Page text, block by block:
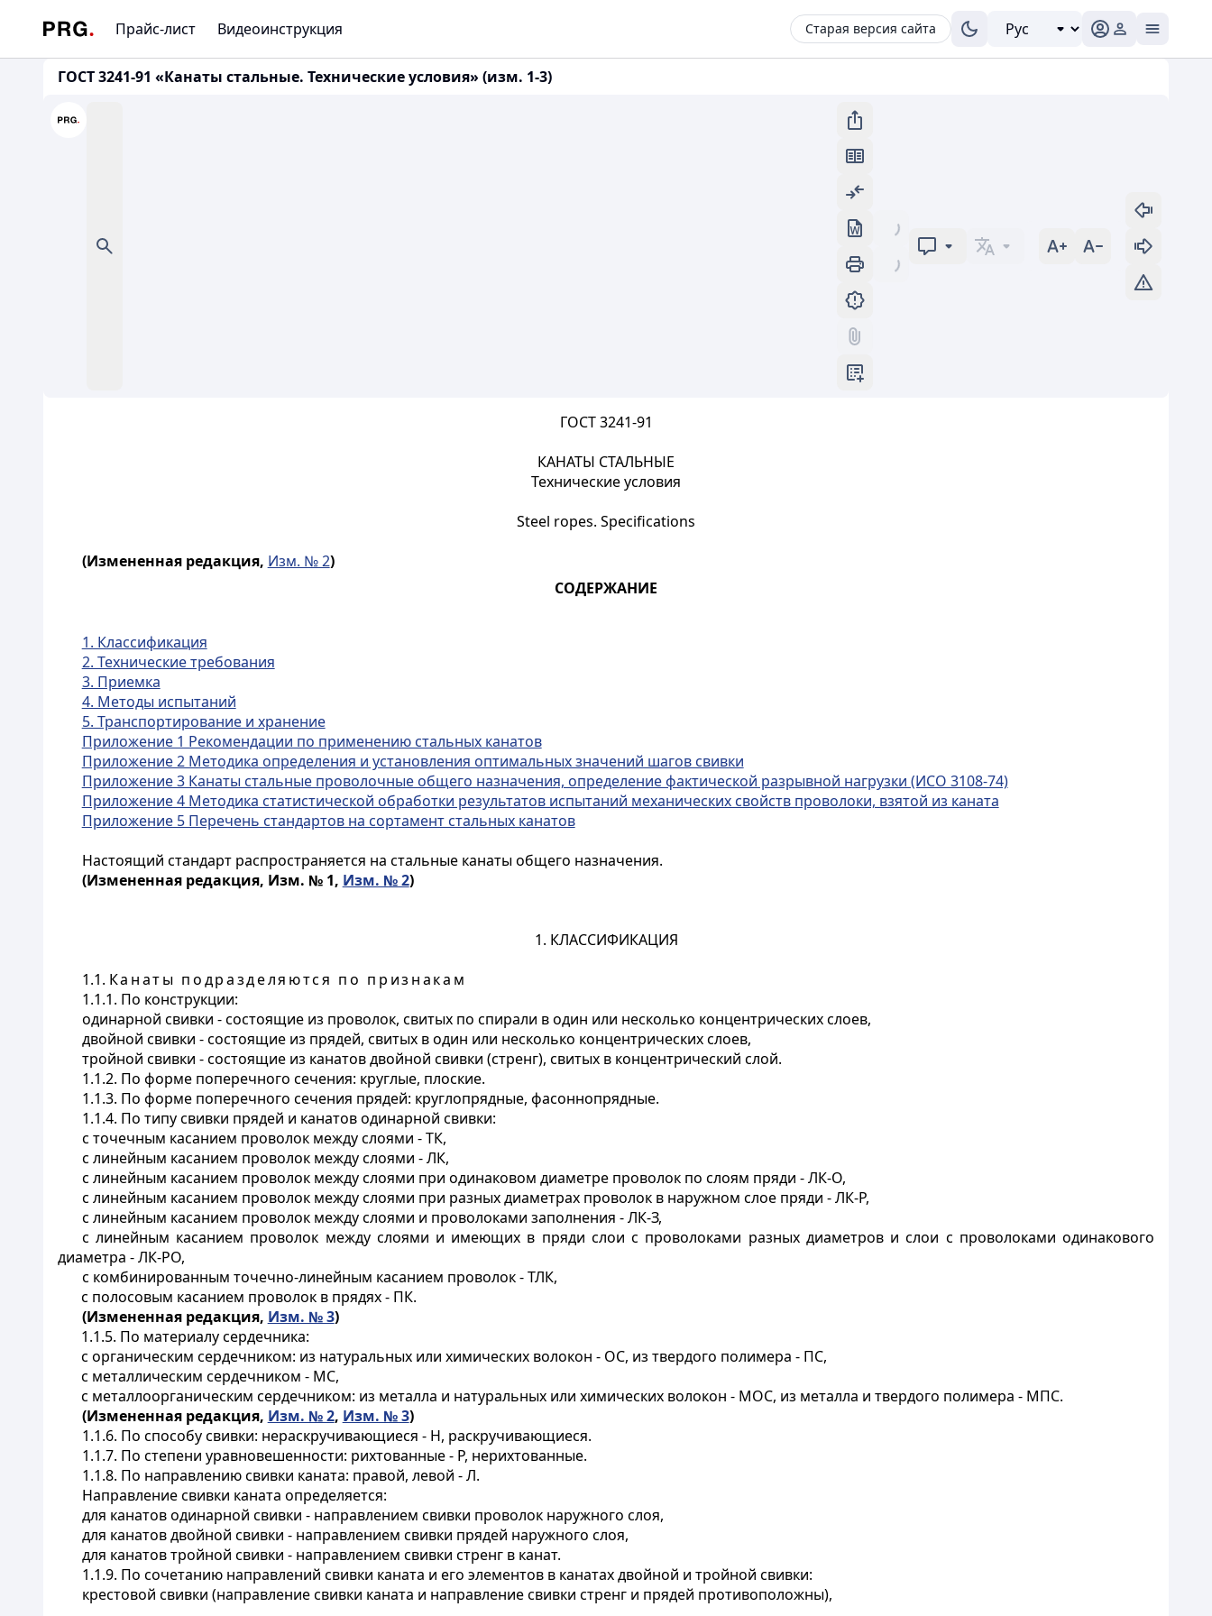
Прайс-лист Видеоинструкция Старая версия сайта
ГОСТ 3241-91 «Канаты стальные. Технические условия» (изм. 1-3)
ГОСТ 3241-91
КАНАТЫ СТАЛЬНЫЕ
Технические условия
Steel ropes. Specifications
(Измененная редакция, Изм. № 2)
СОДЕРЖАНИЕ
1. Классификация
2. Технические требования
3. Приемка
4. Методы испытаний
5. Транспортирование и хранение
Приложение 1 Рекомендации по применению стальных канатов
Приложение 2 Методика определения и установления оптимальных значений шагов свивки
Приложение 3 Канаты стальные проволочные общего назначения, определение фактической разрывной нагрузки (ИСО 3108-74)
Приложение 4 Методика статистической обработки результатов испытаний механических свойств проволоки, взятой из каната
Приложение 5 Перечень стандартов на сортамент стальных канатов
Настоящий стандарт распространяется на стальные канаты общего назначения.
(Измененная редакция, Изм. № 1, Изм. № 2)
1. КЛАССИФИКАЦИЯ
1.1. Канаты подразделяются по признакам
1.1.1. По конструкции:
одинарной свивки - состоящие из проволок, свитых по спирали в один или несколько концентрических слоев,
двойной свивки - состоящие из прядей, свитых в один или несколько концентрических слоев,
тройной свивки - состоящие из канатов двойной свивки (стренг), свитых в концентрический слой.
1.1.2. По форме поперечного сечения: круглые, плоские.
1.1.3. По форме поперечного сечения прядей: круглопрядные, фасоннопрядные.
1.1.4. По типу свивки прядей и канатов одинарной свивки:
с точечным касанием проволок между слоями - ТК,
с линейным касанием проволок между слоями - ЛК,
с линейным касанием проволок между слоями при одинаковом диаметре проволок по слоям пряди - ЛК-О,
с линейным касанием проволок между слоями при разных диаметрах проволок в наружном слое пряди - ЛК-Р,
с линейным касанием проволок между слоями и проволоками заполнения - ЛК-З,
с линейным касанием проволок между слоями и имеющих в пряди слои с проволоками разных диаметров и слои с проволоками одинакового
диаметра - ЛК-РО,
с комбинированным точечно-линейным касанием проволок - ТЛК,
с полосовым касанием проволок в прядях - ПК.
(Измененная редакция, Изм. № 3)
1.1.5. По материалу сердечника:
с органическим сердечником: из натуральных или химических волокон - ОС, из твердого полимера - ПС,
с металлическим сердечником - МС,
с металлоорганическим сердечником: из металла и натуральных или химических волокон - МОС, из металла и твердого полимера - МПС.
(Измененная редакция, Изм. № 2, Изм. № 3)
1.1.6. По способу свивки: нераскручивающиеся - Н, раскручивающиеся.
1.1.7. По степени уравновешенности: рихтованные - Р, нерихтованные.
1.1.8. По направлению свивки каната: правой, левой - Л.
Направление свивки каната определяется:
для канатов одинарной свивки - направлением свивки проволок наружного слоя,
для канатов двойной свивки - направлением свивки прядей наружного слоя,
для канатов тройной свивки - направлением свивки стренг в канат.
1.1.9. По сочетанию направлений свивки каната и его элементов в канатах двойной и тройной свивки:
крестовой свивки (направление свивки каната и направление свивки стренг и прядей противоположны),